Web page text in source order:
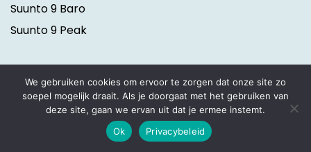
Suunto 9 Baro
Suunto 9 Peak
Withings
Withings Move ECG
Withings ScanWatch ECG
We gebruiken cookies om ervoor te zorgen dat onze site zo
soepel mogelijk draait. Als je doorgaat met het gebruiken van
deze site, gaan we ervan uit dat je ermee instemt.
Ok
Privacybeleid